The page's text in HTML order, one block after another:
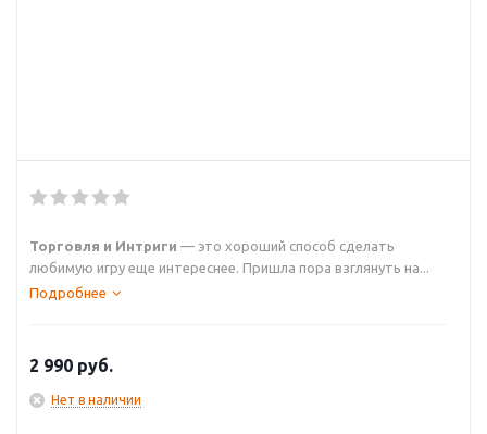
Торговля и Интриги — это хороший способ сделать
любимую игру еще интереснее. Пришла пора взглянуть на...
Подробнее
2 990 руб.
Нет в наличии